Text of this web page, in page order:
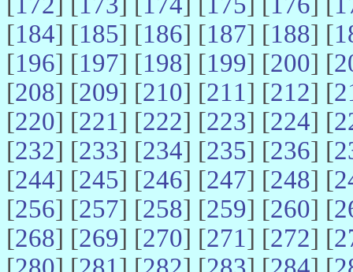
[184] [185] [186] [187] [188] [
[196] [197] [198] [199] [200] [
[208] [209] [210] [211] [212] [
[220] [221] [222] [223] [224] [
[232] [233] [234] [235] [236] [
[244] [245] [246] [247] [248] [
[256] [257] [258] [259] [260] [
[268] [269] [270] [271] [272] [